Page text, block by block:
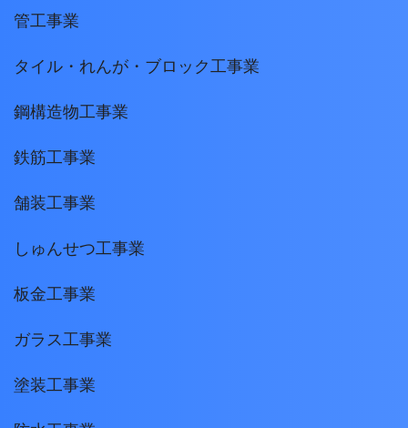
管工事業
タイル・れんが・ブロック工事業
鋼構造物工事業
鉄筋工事業
舗装工事業
しゅんせつ工事業
板金工事業
ガラス工事業
塗装工事業